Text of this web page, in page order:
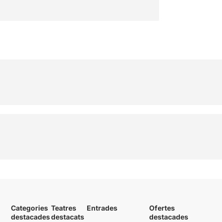
Categories
destacades
Teatres
destacats
Entrades
Ofertes
destacades